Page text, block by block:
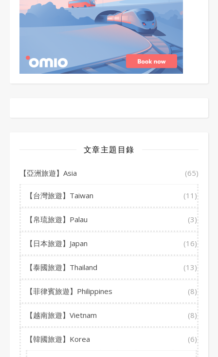
文章主題目錄
【亞洲旅遊】Asia (65)
【台灣旅遊】Taiwan (11)
【帛琉旅遊】Palau (3)
【日本旅遊】Japan (16)
【泰國旅遊】Thailand (13)
【菲律賓旅遊】Philippines (8)
【越南旅遊】Vietnam (8)
【韓國旅遊】Korea (6)